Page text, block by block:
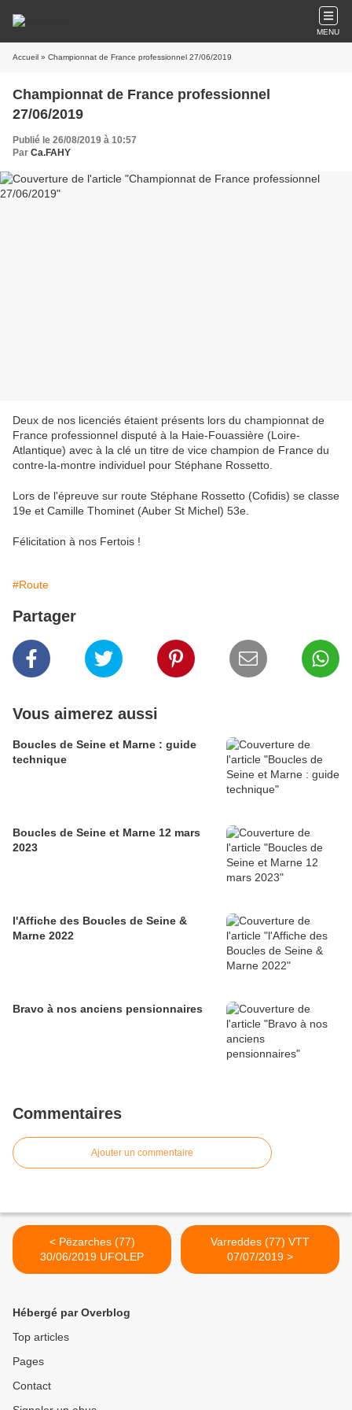
MENU
Accueil » Championnat de France professionnel 27/06/2019
Championnat de France professionnel
27/06/2019
Publié le 26/08/2019 à 10:57
Par Ca.FAHY
Deux de nos licenciés étaient présents lors du championnat de
France professionnel disputé à la Haie-Fouassière (Loire-
Atlantique) avec à la clé un titre de vice champion de France du
contre-la-montre individuel pour Stéphane Rossetto.
Lors de l'épreuve sur route Stéphane Rossetto (Cofidis) se classe
19e et Camille Thominet (Auber St Michel) 53e.
Félicitation à nos Fertois !
#Route
Partager
Vous aimerez aussi
Boucles de Seine et Marne : guide
technique
Boucles de Seine et Marne 12 mars
2023
l'Affiche des Boucles de Seine &
Marne 2022
Bravo à nos anciens pensionnaires
Commentaires
Ajouter un commentaire
< Pëzarches (77)
30/06/2019 UFOLEP
Varreddes (77) VTT
07/07/2019 >
Hébergé par Overblog
Top articles
Pages
Contact